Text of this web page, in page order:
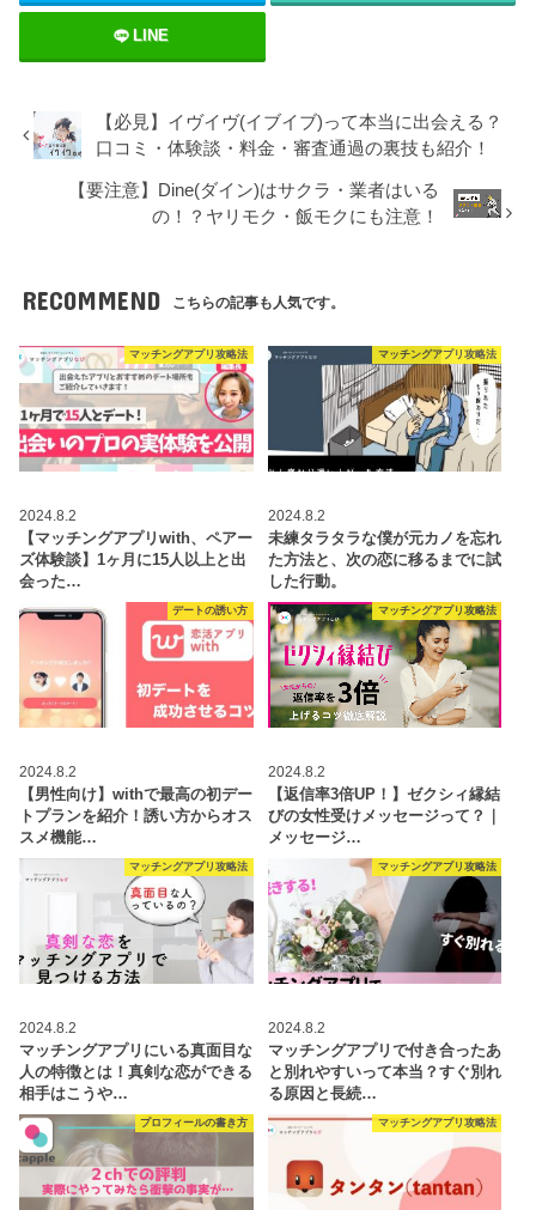
LINE
【必見】イヴイヴ(イブイブ)って本当に出会える？
口コミ・体験談・料金・審査通過の裏技も紹介！
【要注意】Dine(ダイン)はサクラ・業者はいる
の！？ヤリモク・飯モクにも注意！
RECOMMEND こちらの記事も人気です。
マッチングアプリ攻略法
2024.8.2
【マッチングアプリwith、ペアー
ズ体験談】1ヶ月に15人以上と出
会った…
マッチングアプリ攻略法
2024.8.2
未練タラタラな僕が元カノを忘れ
た方法と、次の恋に移るまでに試
した行動。
デートの誘い方
2024.8.2
【男性向け】withで最高の初デー
トプランを紹介！誘い方からオス
スメ機能…
マッチングアプリ攻略法
2024.8.2
【返信率3倍UP！】ゼクシィ縁結
びの女性受けメッセージって？｜
メッセージ…
マッチングアプリ攻略法
2024.8.2
マッチングアプリにいる真面目な
人の特徴とは！真剣な恋ができる
相手はこうや…
マッチングアプリ攻略法
2024.8.2
マッチングアプリで付き合ったあ
と別れやすいって本当？すぐ別れ
る原因と長続…
プロフィールの書き方 マッチングアプリ攻略法